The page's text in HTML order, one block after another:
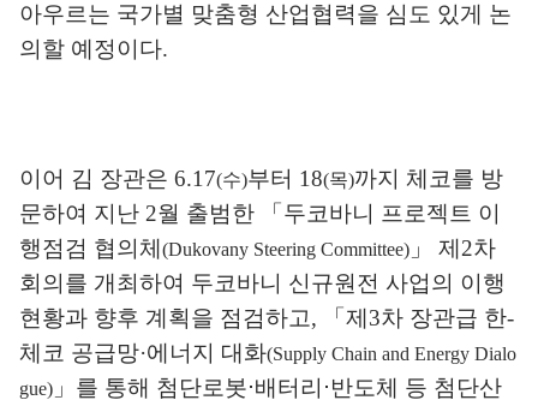
아우르는 국가별 맞춤형 산업협력을 심도 있게 논
의할 예정이다.
이어 김 장관은 6.17(수)부터 18(목)까지 체코를 방
문하여 지난 2월 출범한 「 두코바니 프로젝트 이
행점검 협의체 (Dukovany Steering Committee) 」 제 2차
회의를 개최하여 두코바니 신규원전 사업의 이행
현황과 향후 계획을 점검하고, 「 제 3차 장관급 한-
체코 공급망·에너지 대화(Supply Chain and Energy Dialo
gue) 」 를 통해 첨단로봇⋅배터리 ⋅반도체 등 첨단산